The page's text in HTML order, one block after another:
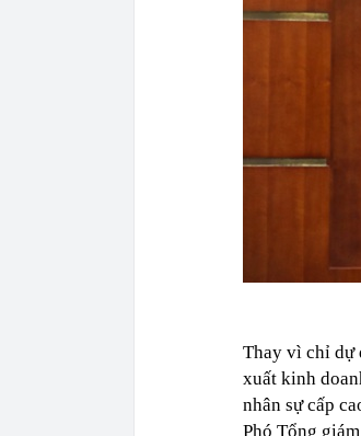
Thay vì chỉ dự
xuất kinh
nhân sự cấp
Phó Tổng